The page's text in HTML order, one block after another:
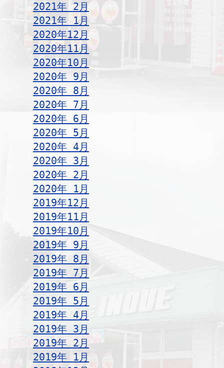
2021年 2月
2021年 1月
2020年12月
2020年11月
2020年10月
2020年 9月
2020年 8月
2020年 7月
2020年 6月
2020年 5月
2020年 4月
2020年 3月
2020年 2月
2020年 1月
2019年12月
2019年11月
2019年10月
2019年 9月
2019年 8月
2019年 7月
2019年 6月
2019年 5月
2019年 4月
2019年 3月
2019年 2月
2019年 1月